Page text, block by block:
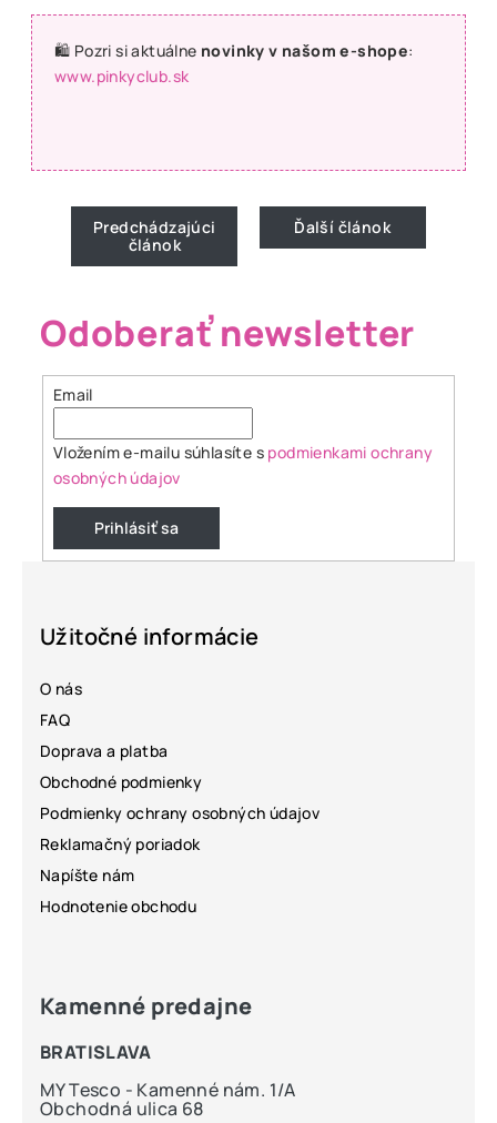
🛍️ Pozri si aktuálne novinky v našom e-shope:
www.pinkyclub.sk
Predchádzajúci
článok
Ďalší článok
Odoberať newsletter
Email
Vložením e-mailu súhlasíte s podmienkami ochrany
osobných údajov
Prihlásiť sa
Užitočné informácie
O nás
FAQ
Doprava a platba
Obchodné podmienky
Podmienky ochrany osobných údajov
Reklamačný poriadok
Napíšte nám
Hodnotenie obchodu
Kamenné predajne
BRATISLAVA
MY Tesco - Kamenné nám. 1/A
Obchodná ulica 68